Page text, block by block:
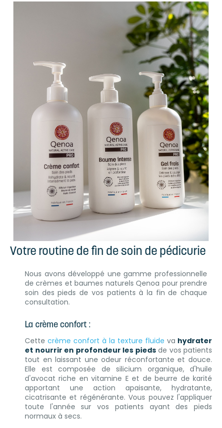
Votre routine de fin de soin de pédicurie
Nous avons développé une gamme professionnelle
de crèmes et baumes naturels Qenoa pour prendre
soin des pieds de vos patients à la fin de chaque
consultation.
La crème confort :
Cette crème confort à la texture fluide va hydrater
et nourrir en profondeur les piedsde vos patients
tout en laissant une odeur réconfortante et douce.
Elle est composée de silicium organique, d'huile
d'avocat riche en vitamine E et de beurre de karité
apportant une action apaisante, hydratante,
cicatrisante et régénérante. Vous pouvez l'appliquer
toute l'année sur vos patients ayant des pieds
normaux à secs.